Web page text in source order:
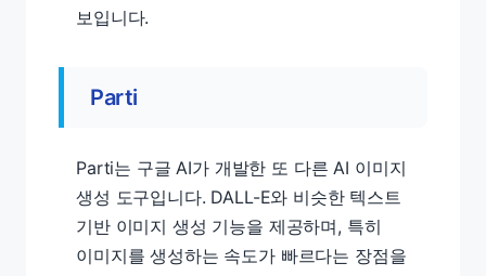
보입니다.
Parti
Parti는 구글 AI가 개발한 또 다른 AI 이미지
생성 도구입니다. DALL-E와 비슷한 텍스트
기반 이미지 생성 기능을 제공하며, 특히
이미지를 생성하는 속도가 빠르다는 장점을